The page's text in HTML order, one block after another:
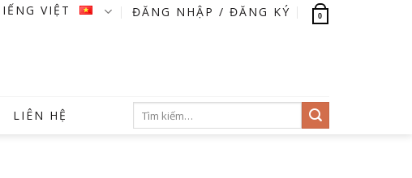
VIỆT ĐĂNG NHẬP / ĐĂNG KÝ 0
LIÊN HỆ
Tìm
kiếm: